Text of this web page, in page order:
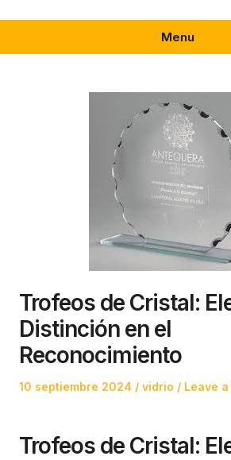
Menu
Trofeos de Cristal:
Distinción en el
Reconocimiento
Posted
10 septiembre 2024
Posted
vidrio Leave
Trofeos de Cristal: